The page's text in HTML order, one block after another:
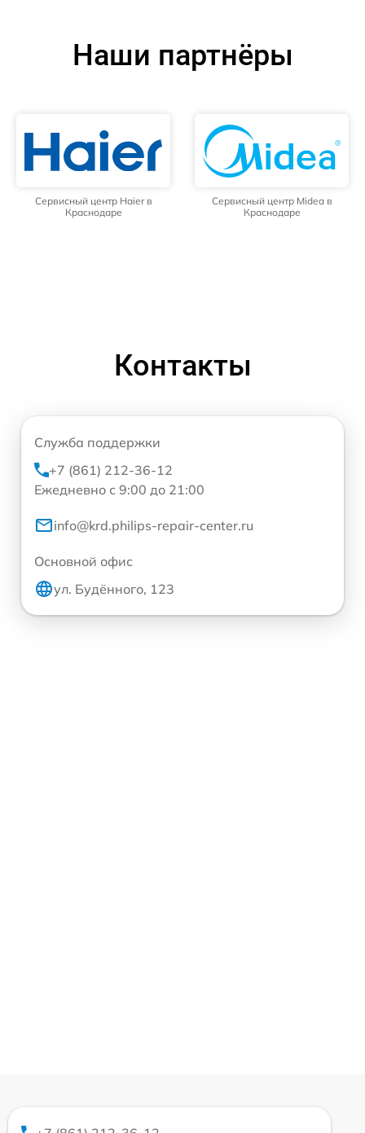
Наши партнёры
Сервисный центр Haier в
Краснодаре
Сервисный центр Midea в
Краснодаре
Контакты
Служба поддержки
+7 (861) 212-36-12
Ежедневно с 9:00 до 21:00
info@krd.philips-repair-center.ru
Основной офис
ул. Будённого, 123